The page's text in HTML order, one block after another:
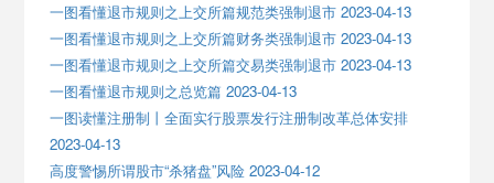
一图看懂退市规则之上交所篇规范类强制退市 2023-04-13
一图看懂退市规则之上交所篇财务类强制退市 2023-04-13
一图看懂退市规则之上交所篇交易类强制退市 2023-04-13
一图看懂退市规则之总览篇 2023-04-13
一图读懂注册制丨全面实行股票发行注册制改革总体安排
2023-04-13
高度警惕所谓股市“杀猪盘”风险 2023-04-12